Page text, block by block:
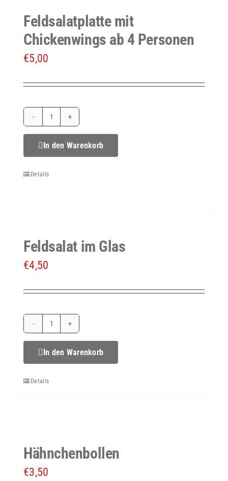
Feldsalatplatte mit
Chickenwings ab 4 Personen
€5,00
Feldsalatplatte
mit
Menge
In den Warenkorb
Details
Feldsalat im Glas
€4,50
Feldsalat
im
In den Warenkorb
Details
Hähnchenbollen
€3,50